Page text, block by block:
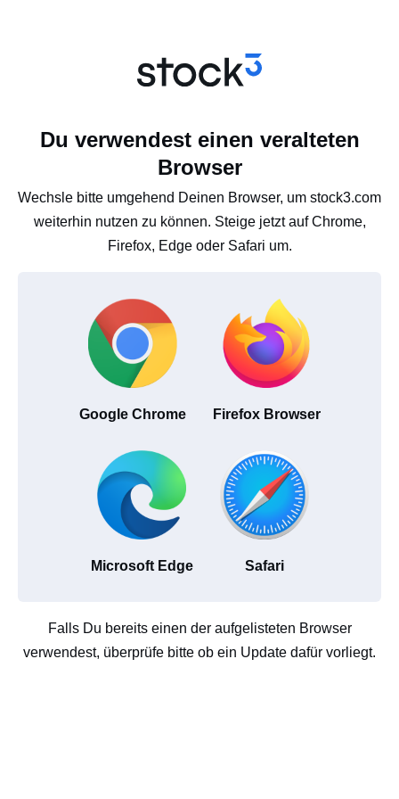
Du verwendest einen veralteten
Browser
Wechsle bitte umgehend Deinen Browser, um stock3.com
weiterhin nutzen zu können. Steige jetzt auf Chrome,
Firefox, Edge oder Safari um.
Google Chrome Firefox Browser
Microsoft Edge Safari
Falls Du bereits einen der aufgelisteten Browser
verwendest, überprüfe bitte ob ein Update dafür vorliegt.